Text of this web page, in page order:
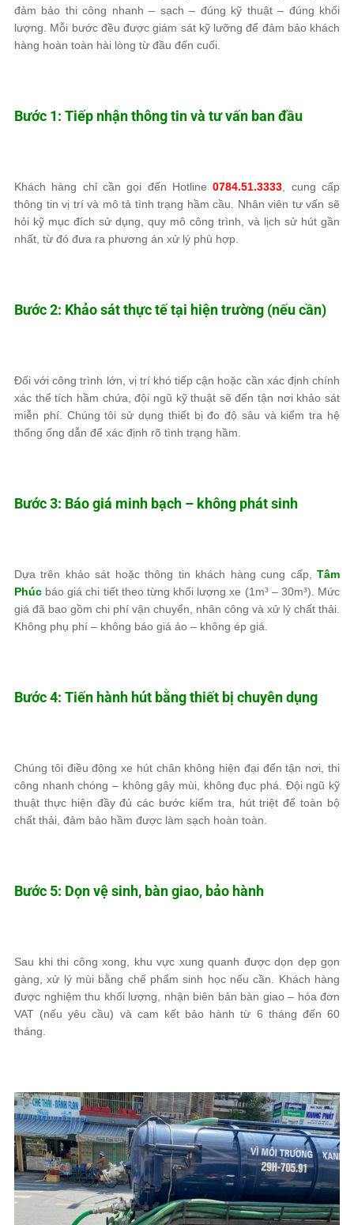
đảm bảo thi công nhanh – sạch – đúng kỹ thuật – đúng khối
lượng. Mỗi bước đều được giám sát kỹ lưỡng để đảm bảo khách
hàng hoàn toàn hài lòng từ đầu đến cuối.
Bước 1: Tiếp nhận thông tin và tư vấn ban đầu
Khách hàng chỉ cần gọi đến Hotline0784.51.3333 , cung cấp
thông tin vị trí và mô tả tình trạng hầm cầu. Nhân viên tư vấn sẽ
hỏi kỹ mục đích sử dụng, quy mô công trình, và lịch sử hút gần
nhất, từ đó đưa ra phương án xử lý phù hợp.
Bước 2: Khảo sát thực tế tại hiện trường (nếu cần)
Đối với công trình lớn, vị trí khó tiếp cận hoặc cần xác định chính
xác thể tích hầm chứa, đội ngũ kỹ thuật sẽ đến tận nơi khảo sát
miễn phí. Chúng tôi sử dụng thiết bị đo độ sâu và kiểm tra hệ
thống ống dẫn để xác định rõ tình trạng hầm.
Bước 3: Báo giá minh bạch – không phát sinh
Dựa trên khảo sát hoặc thông tin khách hàng cung cấp, Tâm
Phúc báo giá chi tiết theo từng khối lượng xe (1m³ – 30m³). Mức
giá đã bao gồm chi phí vận chuyển, nhân công và xử lý chất thải.
Không phụ phí – không báo giá ảo – không ép giá.
Bước 4: Tiến hành hút bằng thiết bị chuyên dụng
Chúng tôi điều động xe hút chân không hiện đại đến tận nơi, thi
công nhanh chóng – không gây mùi, không đục phá. Đội ngũ kỹ
thuật thực hiện đầy đủ các bước kiểm tra, hút triệt để toàn bộ
chất thải, đảm bảo hầm được làm sạch hoàn toàn.
Bước 5: Dọn vệ sinh, bàn giao, bảo hành
Sau khi thi công xong, khu vực xung quanh được dọn dẹp gọn
gàng, xử lý mùi bằng chế phẩm sinh học nếu cần. Khách hàng
được nghiệm thu khối lượng, nhận biên bản bàn giao – hóa đơn
VAT (nếu yêu cầu) và cam kết bảo hành từ 6 tháng đến 60
tháng.